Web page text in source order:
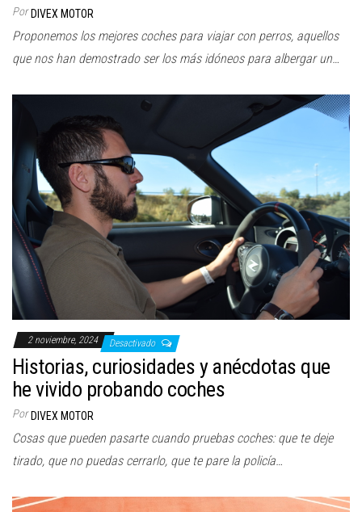
Por DIVEX MOTOR
Proponemos los mejores coches para viajar con perros, aquellos
que nos han demostrado ser los más idóneos para albergar un…
2 noviembre, 2024 Desactivado
Historias, curiosidades y anécdotas que
he vivido probando coches
Por DIVEX MOTOR
Cosas que pueden pasarte cuando pruebas coches: que te deje
tirado, que no puedas cerrarlo, que te pare la policía…